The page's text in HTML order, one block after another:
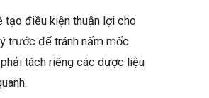
điều kiện thuận lợi cho
trước để tránh nấm mốc.
tách riêng các dược liệu